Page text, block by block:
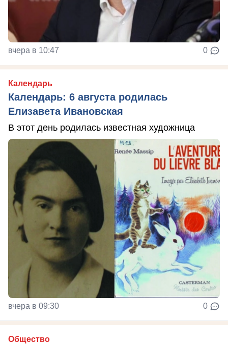
вчера в 10:47 0
Календарь
Календарь: 6 августа родилась
Елизавета Ивановская
В этот день родилась известная художница
вчера в 09:30 0
Общество